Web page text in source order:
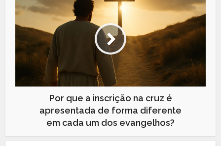
Por que a inscrição na cruz é
apresentada de forma diferente
em cada um dos evangelhos?